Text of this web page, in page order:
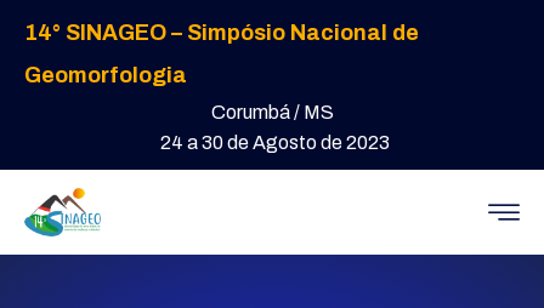
14° SINAGEO – Simpósio Nacional de
Geomorfologia
Corumbá / MS
24 a 30 de Agosto de 2023